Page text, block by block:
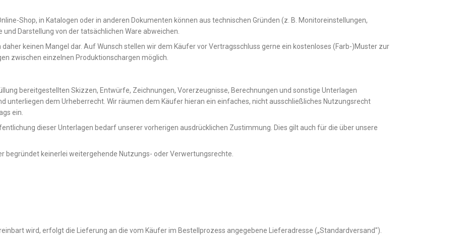
Shop, in Katalogen oder in anderen Dokumenten können aus technischen Gründen (z. B. Monitoreinstellungen,
Darstellung von der tatsächlichen Ware abweichen.
keinen Mangel dar. Auf Wunsch stellen wir dem Käufer vor Vertragsschluss gerne ein kostenloses (Farb-)Muster zur
zwischen einzelnen Produktionschargen möglich.
bereitgestellten Skizzen, Entwürfe, Zeichnungen, Vorerzeugnisse, Berechnungen und sonstige Unterlagen
unterliegen dem Urheberrecht. Wir räumen dem Käufer hieran ein einfaches, nicht ausschließliches Nutzungsrecht
ein.
dieser Unterlagen bedarf unserer vorherigen ausdrücklichen Zustimmung. Dies gilt auch für die über unsere
begründet keinerlei weitergehende Nutzungs- oder Verwertungsrechte.
wird, erfolgt die Lieferung an die vom Käufer im Bestellprozess angegebene Lieferadresse („Standardversand").